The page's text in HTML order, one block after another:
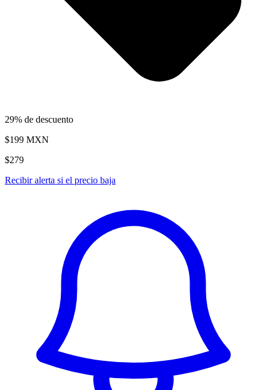
29% de descuento
$199 MXN
$279
Recibir alerta si el precio baja